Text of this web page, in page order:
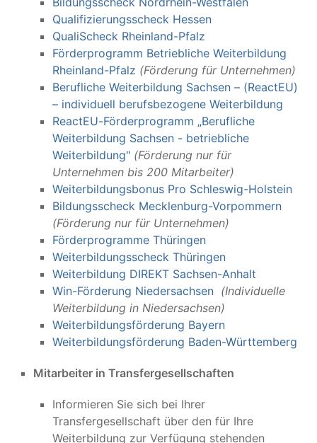
Qualifizierungsscheck Hessen
QualiScheck Rheinland-Pfalz
Förderprogramm Betriebliche Weiterbildung
Rheinland-Pfalz (Förderung für Unternehmen)
Berufliche Weiterbildung Sachsen – (ReactEU)
– individuell berufsbezogene Weiterbildung
ReactEU-Förderprogramm „Berufliche
Weiterbildung Sachsen - betriebliche
Weiterbildung" (Förderung nur für
Unternehmen bis 200 Mitarbeiter)
Weiterbildungsbonus Pro Schleswig-Holstein
Bildungsscheck Mecklenburg-Vorpommern
(Förderung nur für Unternehmen)
Förderprogramme Thüringen
Weiterbildungsscheck Thüringen
Weiterbildung DIREKT Sachsen-Anhalt
Win-Förderung Niedersachsen (Individuelle
Weiterbildung in Niedersachsen)
Weiterbildungsförderung Bayern
Weiterbildungsförderung Baden-Württemberg
Mitarbeiter in Transfergesellschaften
Informieren Sie sich bei Ihrer
Transfergesellschaft über den für Ihre
Weiterbildung zur Verfügung stehenden